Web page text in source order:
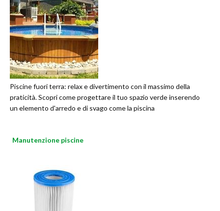
Piscine fuori terra: relax e divertimento con il massimo della
praticità. Scopri come progettare il tuo spazio verde inserendo
un elemento d'arredo e di svago come la piscina
Manutenzione piscine